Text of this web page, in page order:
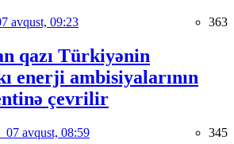
avqust, 09:23 363
qazı Türkiyənin
enerji ambisiyalarının
çevrilir
07 avqust, 08:59 345